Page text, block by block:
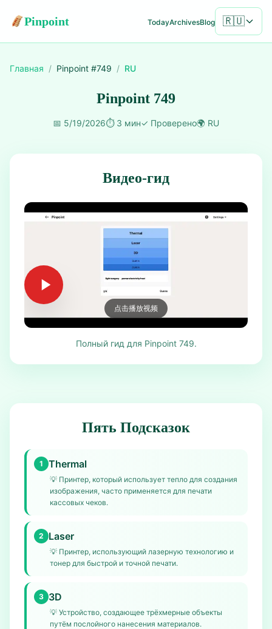
Pinpoint TodayArchivesBlog 🇷🇺
Главная / Pinpoint #749 / RU
Pinpoint 749
📅 5/19/2026⏱️ 3 мин✓ Проверено🌍 RU
Видео-гид
点击播放视频
Полный гид для Pinpoint 749.
Пять Подсказок
1 Thermal
💡 Принтер, который использует тепло для создания
изображения, часто применяется для печати
кассовых чеков.
2 Laser
💡 Принтер, использующий лазерную технологию и
тонер для быстрой и точной печати.
3 3D
💡 Устройство, создающее трёхмерные объекты
путём послойного нанесения материалов.